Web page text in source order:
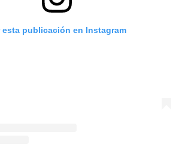
esta publicación en Instagram